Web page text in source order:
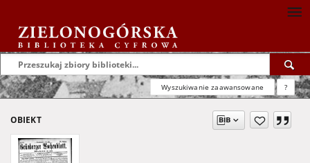
Wyszukiwanie zaawansowane ?
OBIEKT